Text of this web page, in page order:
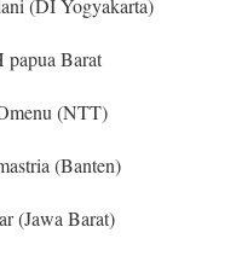
(DI Yogyakarta)
papua Barat
(NTT)
(Banten)
(Jawa Barat)